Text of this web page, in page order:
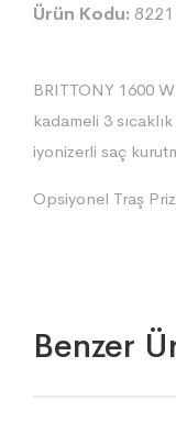
Ürün Kodu:
BRITTONY 1600
kadameli 3
iyonizerli saç
Opsiyonel Traş
Benzer